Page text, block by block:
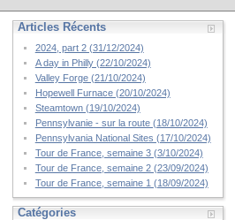
Articles Récents
2024, part 2 (31/12/2024)
A day in Philly (22/10/2024)
Valley Forge (21/10/2024)
Hopewell Furnace (20/10/2024)
Steamtown (19/10/2024)
Pennsylvanie - sur la route (18/10/2024)
Pennsylvania National Sites (17/10/2024)
Tour de France, semaine 3 (3/10/2024)
Tour de France, semaine 2 (23/09/2024)
Tour de France, semaine 1 (18/09/2024)
Catégories